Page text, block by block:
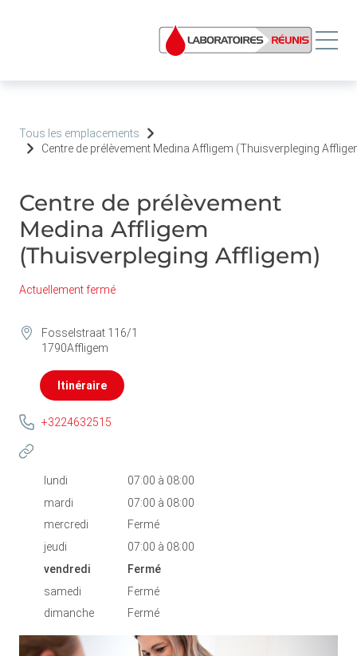
Tous les emplacements
Centre de prélèvement Medina Affligem (Thuisverpleging
Centre de prélèvement
Medina Affligem
(Thuisverpleging Affligem)
Actuellement fermé
Fosselstraat 116/1
1790Affligem
Itinéraire
+3224632515
lundi 07:00 à 08:00
mardi
07:00 à 08:00
mercredi
Fermé
jeudi
07:00 à 08:00
vendredi
Fermé
samedi
Fermé
dimanche
Fermé